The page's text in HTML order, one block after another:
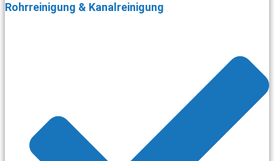
Rohrreinigung & Kanalreinigung